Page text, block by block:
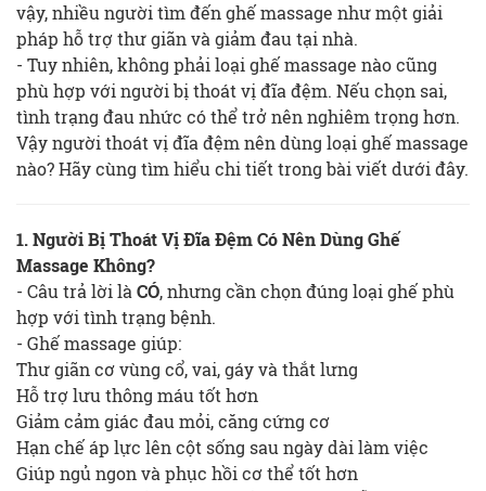
vậy, nhiều người tìm đến ghế massage như một giải
pháp hỗ trợ thư giãn và giảm đau tại nhà.
- Tuy nhiên, không phải loại ghế massage nào cũng
phù hợp với người bị thoát vị đĩa đệm. Nếu chọn sai,
tình trạng đau nhức có thể trở nên nghiêm trọng hơn.
Vậy người thoát vị đĩa đệm nên dùng loại ghế massage
nào? Hãy cùng tìm hiểu chi tiết trong bài viết dưới đây.
1. Người Bị Thoát Vị Đĩa Đệm Có Nên Dùng Ghế
Massage Không?
- Câu trả lời làCÓ, nhưng cần chọn đúng loại ghế phù
hợp với tình trạng bệnh.
- Ghế massage giúp:
Thư giãn cơ vùng cổ, vai, gáy và thắt lưng
Hỗ trợ lưu thông máu tốt hơn
Giảm cảm giác đau mỏi, căng cứng cơ
Hạn chế áp lực lên cột sống sau ngày dài làm việc
Giúp ngủ ngon và phục hồi cơ thể tốt hơn